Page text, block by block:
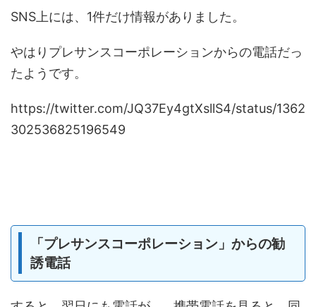
SNS上には、1件だけ情報がありました。
やはりプレサンスコーポレーションからの電話だっ
たようです。
https://twitter.com/JQ37Ey4gtXsllS4/status/1362
302536825196549
「プレサンスコーポレーション」からの勧
誘電話